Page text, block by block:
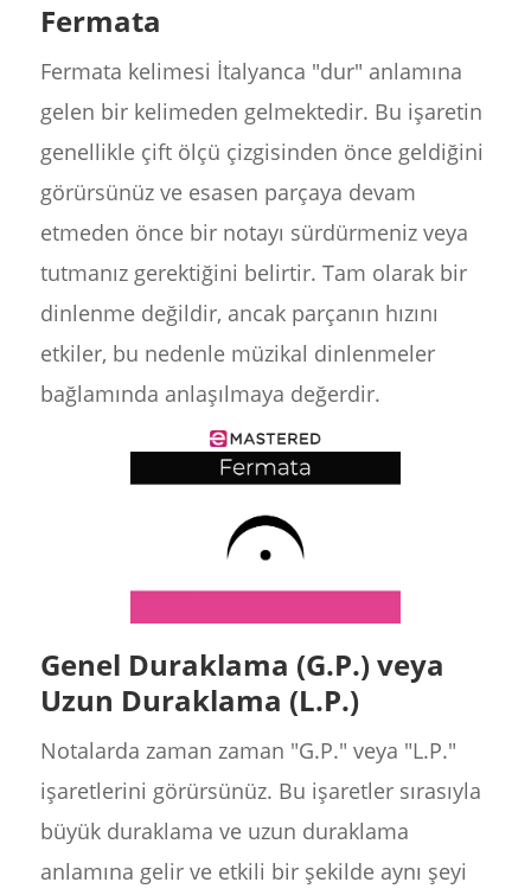
Fermata
Fermata kelimesi İtalyanca "dur" anlamına
gelen bir kelimeden gelmektedir. Bu işaretin
genellikle çift ölçü çizgisinden önce geldiğini
görürsünüz ve esasen parçaya devam
etmeden önce bir notayı sürdürmeniz veya
tutmanız gerektiğini belirtir. Tam olarak bir
dinlenme değildir, ancak parçanın hızını
etkiler, bu nedenle müzikal dinlenmeler
bağlamında anlaşılmaya değerdir.
Genel Duraklama (G.P.) veya
Uzun Duraklama (L.P.)
Notalarda zaman zaman "G.P." veya "L.P."
işaretlerini görürsünüz. Bu işaretler sırasıyla
büyük duraklama ve uzun duraklama
anlamına gelir ve etkili bir şekilde aynı şeyi